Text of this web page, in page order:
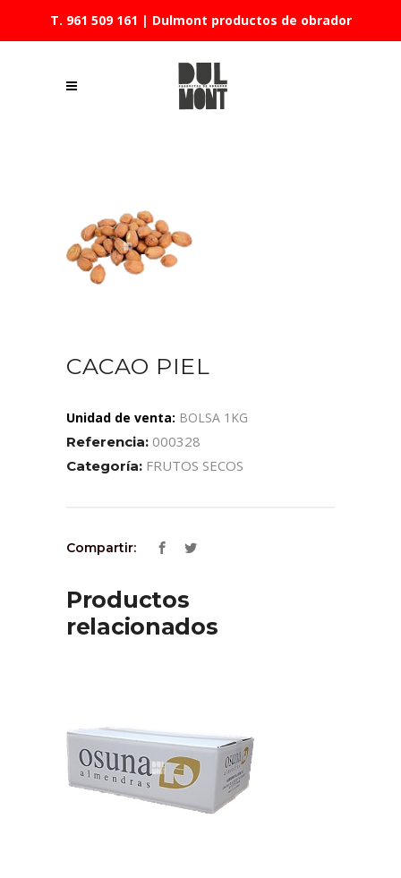
T. 961 509 161 | Dulmont productos de obrador
CACAO PIEL
Unidad de venta: BOLSA 1KG
Referencia: 000328
Categoría: FRUTOS SECOS
Compartir:
Productos
relacionados